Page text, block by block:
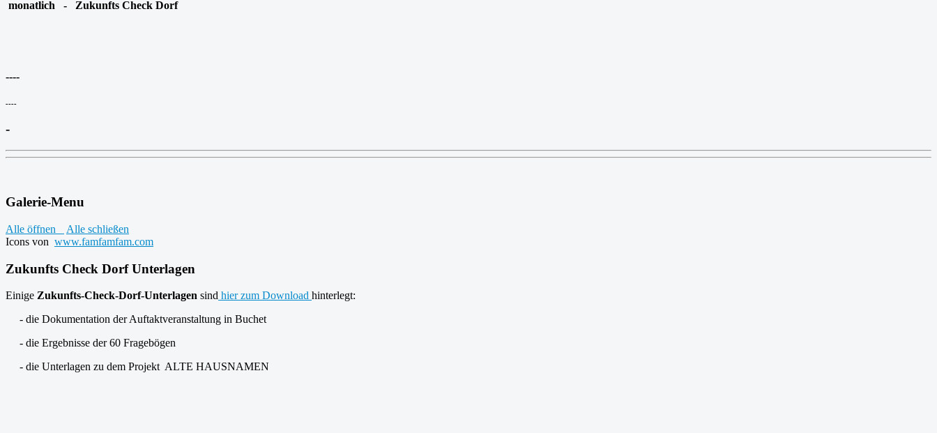
monatlich - Zukunfts Check Dorf
----
----
-
Galerie-Menu
Alle öffnen
Alle schließen
Icons von www.famfamfam.com
Zukunfts Check Dorf Unterlagen
Einige Zukunfts-Check-Dorf-Unterlagen sind hier zum Download hinterlegt:
- die Dokumentation der Auftaktveranstaltung in Buchet
- die Ergebnisse der 60 Fragebögen
- die Unterlagen zu dem Projekt ALTE HAUSNAMEN